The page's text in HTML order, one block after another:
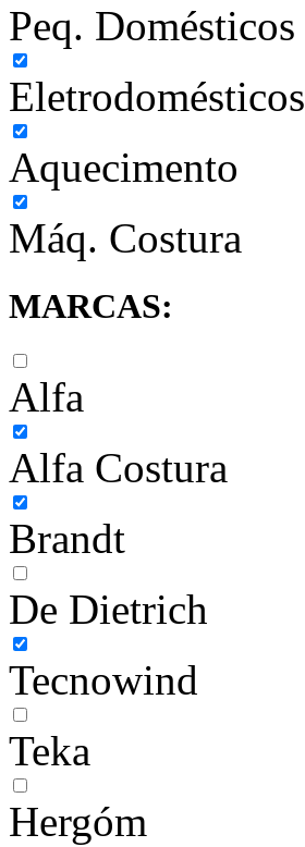
Peq. Domésticos
Eletrodomésticos
Aquecimento
Máq. Costura
MARCAS:
Alfa
Alfa Costura
Brandt
De Dietrich
Tecnowind
Teka
Hergóm